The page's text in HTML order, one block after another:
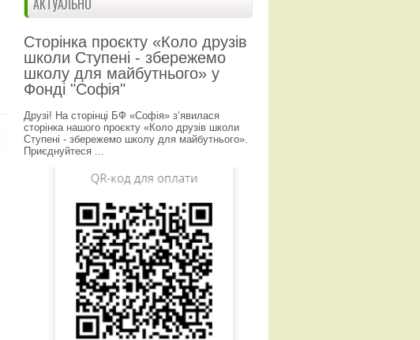
АКТУАЛЬНО
Сторінка проєкту «Коло друзів
школи Ступені - збережемо
школу для майбутнього» у
Фонді "Софія"
Друзі! На сторінці БФ «Софія» з‘явилася
сторінка нашого проєкту «Коло друзів школи
Ступені - збережемо школу для майбутнього».
Приєднуйтеся ...